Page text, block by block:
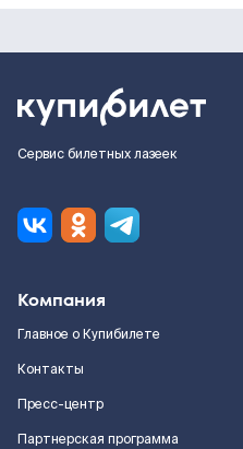
Сервис билетных лазеек
Компания
Главное о Купибилете
Контакты
Пресс-центр
Партнерская программа